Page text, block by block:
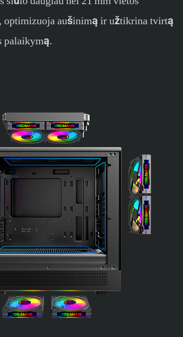
optimizuoja aušinimą ir užtikrina tvirtą
palaikymą.